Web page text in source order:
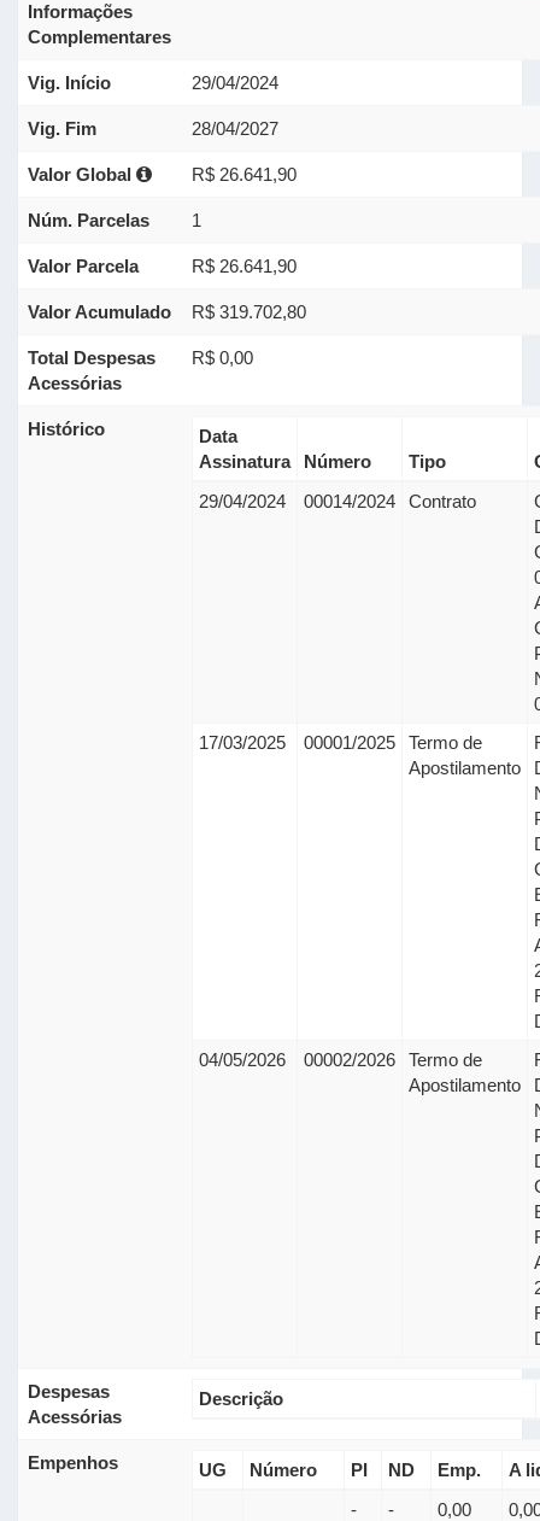
Informações
Complementares
Vig. Início 29/04/2024
Vig. Fim 28/04/2027
Valor Global R$ 26.641,90
Núm. Parcelas 1
Valor Parcela R$ 26.641,90
Valor Acumulado R$ 319.702,80
Total Despesas
Acessórias
R$ 0,00
Histórico
Data
Assinatura
Número Tipo
29/04/2024
00014/2024 Contrato
17/03/2025
00001/2025
Termo de
Apostilamento
04/05/2026
00002/2026
Termo de
Apostilamento
Despesas
Acessórias
Descrição
Empenhos UG Número PI ND Emp.
A
-
- 0,00